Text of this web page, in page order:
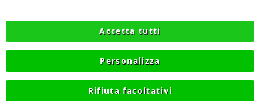
PRIVACY
RECESSO
COOKIE
© 2012-2026 NIKMART.IT - P.IVA IT03420740130 - TEL
Accetta tutti
Personalizza
Rifiuta facoltativi